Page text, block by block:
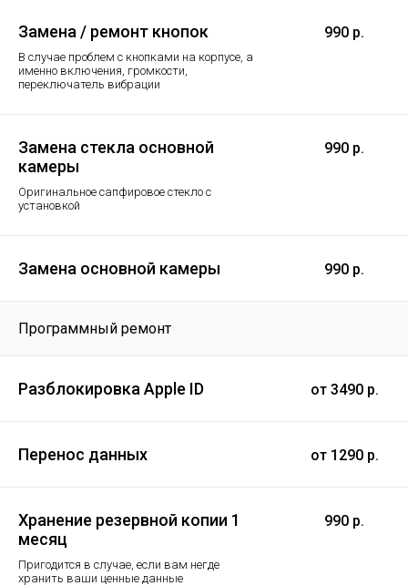
Замена / ремонт кнопок
В случае проблем с кнопками на корпусе, а
именно включения, громкости,
переключатель вибрации
990 р.
Замена стекла основной
камеры
Оригинальное сапфировое стекло с
установкой
990 р.
Замена основной камеры 990 р.
Программный ремонт
Разблокировка Apple ID от 3490 р.
Перенос данных от 1290 р.
Хранение резервной копии 1
месяц
Пригодится в случае, если вам негде
хранить ваши ценные данные
990 р.